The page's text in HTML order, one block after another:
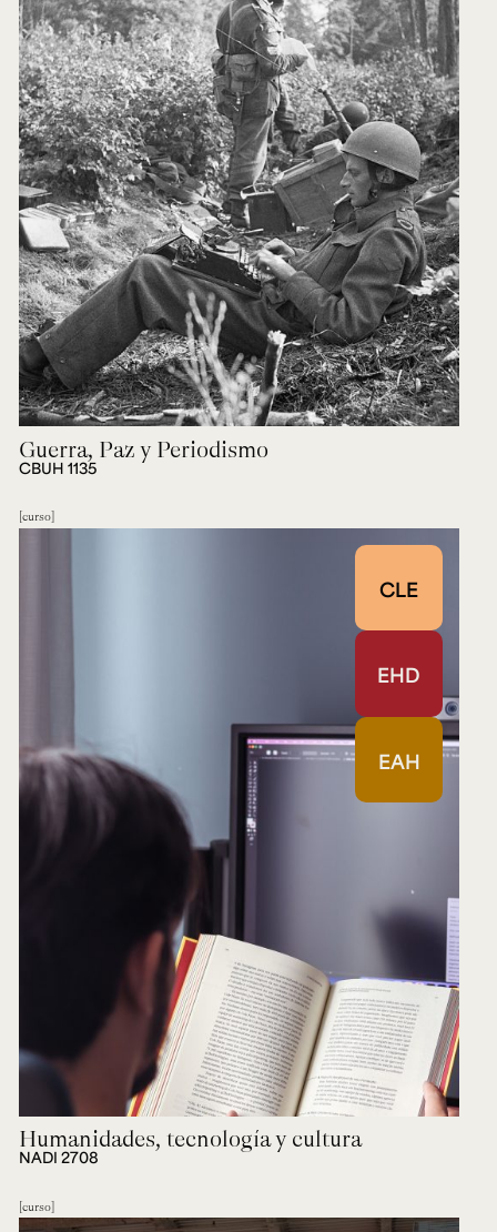
Guerra, Paz y Periodismo
CBUH 1135
curso
CLE
EHD
EAH
Humanidades, tecnología y cultura
NADI 2708
curso